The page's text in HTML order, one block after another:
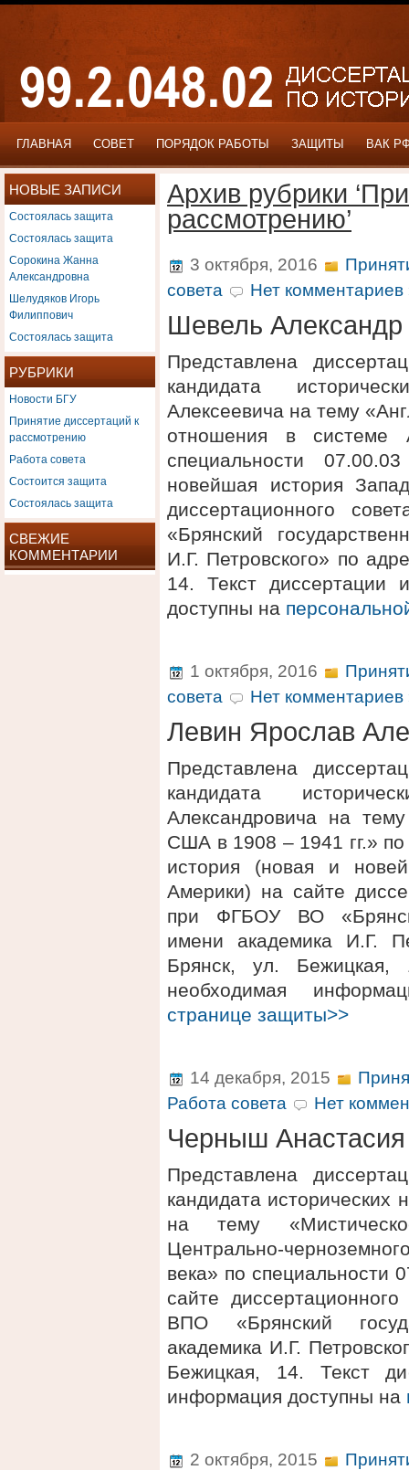
ГЛАВНАЯ СОВЕТ ПОРЯДОК РАБОТЫ ЗАЩИТЫ ВАК
НОВЫЕ ЗАПИСИ
Состоялась защита
Состоялась защита
Сорокина Жанна
Александровна
Шелудяков Игорь
Филиппович
Состоялась защита
РУБРИКИ
Новости БГУ
Принятие диссертаций к
рассмотрению
Работа совета
Состоится защита
Состоялась защита
СВЕЖИЕ
КОММЕНТАРИИ
Архив рубрики
рассмотрению’
3 октября, 2016
совета
Нет комментариев
Шевель Александр
Представлена
кандидата
Алексеевича на тему
отношения в системе
специальности
новейшая история
диссертационного
«Брянский
И.Г. Петровского» по
14. Текст диссертации
доступны на
1 октября, 2016
совета
Нет комментариев
Левин Ярослав
Представлена
кандидата
Александровича на
США в 1908 – 1941 гг.»
история (новая и
Америки) на сайте
при ФГБОУ ВО
имени академика И.Г.
Брянск, ул. Бежицкая,
необходимая
странице защиты>>
14 декабря, 2015
Работа совета
Нет
Черныш
Представлена
кандидата
на тему
Центрально-
века» по специальности
сайте
ВПО «Брянский
академика И.Г.
Бежицкая, 14. Текст
информация доступны на
2 октября, 2015